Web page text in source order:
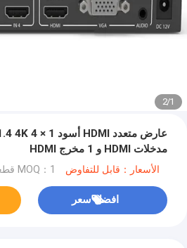
1
/
2
مدخلات HDMI و 1 مخرج HDMI
الأسعار：قابل للتفاوض MOQ：1 قطعة
افضل سعر